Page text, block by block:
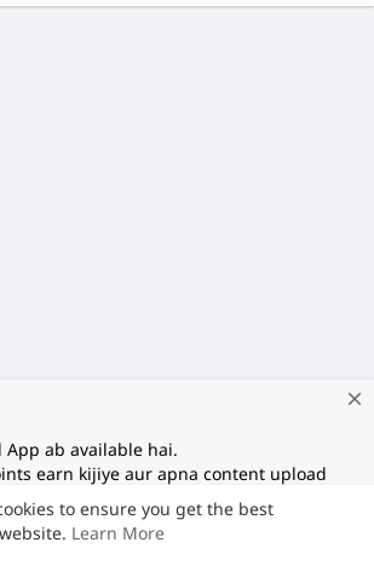
to ensure you get the best
Learn More
close
ab available hai.
earn kijiye aur apna content upload
store/apps/details?